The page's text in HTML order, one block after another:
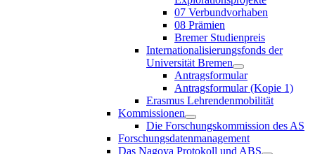
07 Verbundvorhaben
08 Prämien
Bremer Studienpreis
Internationalisierungsfonds der
Universität Bremen
Antragsformular
Antragsformular (Kopie 1)
Erasmus Lehrendenmobilität
Kommissionen
Die Forschungskommission des AS
Forschungsdatenmanagement
Das Nagoya Protokoll und ABS